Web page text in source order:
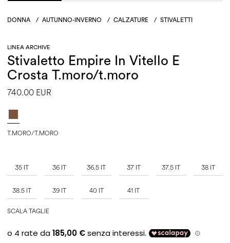
DONNA / AUTUNNO-INVERNO / CALZATURE / STIVALETTI
LINEA ARCHIVE
Stivaletto Empire In Vitello E
Crosta T.moro/t.moro
740.00 EUR
T.MORO/T.MORO
35 IT 36 IT 36.5 IT 37 IT 37.5 IT 38 IT
38.5 IT 39 IT 40 IT 41 IT
SCALA TAGLIE